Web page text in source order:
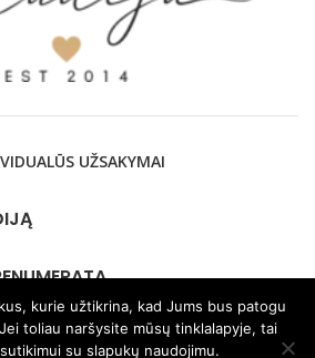
UŽSAKYMAI
kurie užtikrina, kad Jums bus patogu
toliau naršysite mūsų tinklalapyje, tai
su slapukų naudojimu.